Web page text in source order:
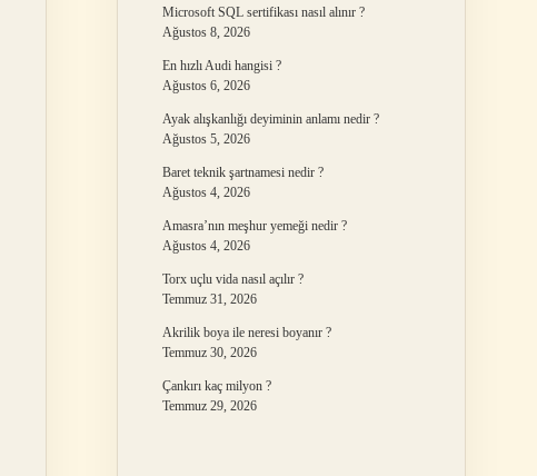
Microsoft SQL sertifikası nasıl alınır ?
Ağustos 8, 2026
En hızlı Audi hangisi ?
Ağustos 6, 2026
Ayak alışkanlığı deyiminin anlamı nedir ?
Ağustos 5, 2026
Baret teknik şartnamesi nedir ?
Ağustos 4, 2026
Amasra’nın meşhur yemeği nedir ?
Ağustos 4, 2026
Torx uçlu vida nasıl açılır ?
Temmuz 31, 2026
Akrilik boya ile neresi boyanır ?
Temmuz 30, 2026
Çankırı kaç milyon ?
Temmuz 29, 2026